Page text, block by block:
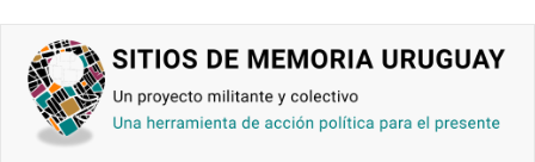
contenido
principal